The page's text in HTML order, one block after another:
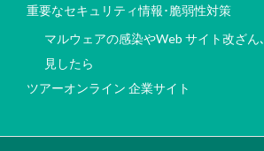
重要なセキュリティ情報･脆弱性対策
マルウェアの感染やWeb サイト改ざん
見したら
ツアーオンライン 企業サイト